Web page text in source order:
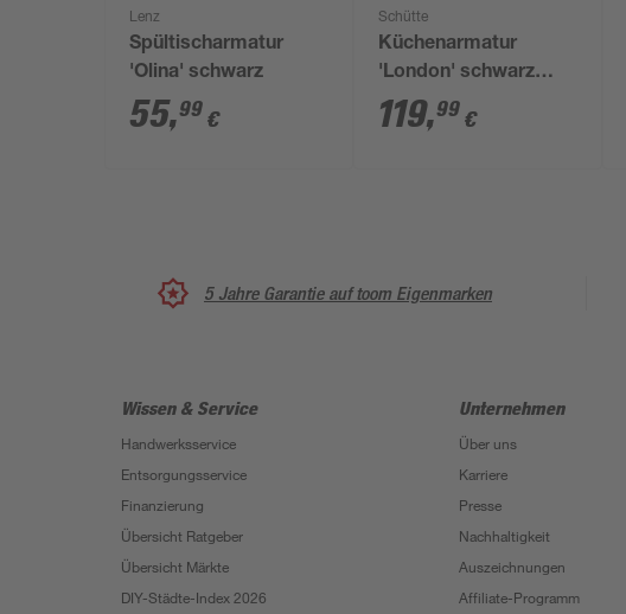
Lenz
Spültischarmatur
'Olina' schwarz
55,99 €
Schütte
Küchenarmatur
'London' schwarz
360° schwenkbar
119,99 €
5 Jahre Garantie auf toom Eigenmarken
Wissen & Service
Handwerksservice
Entsorgungsservice
Finanzierung
Übersicht Ratgeber
Übersicht Märkte
DIY-Städte-Index 2026
Unternehmen
Über uns
Karriere
Presse
Nachhaltigkeit
Auszeichnungen
Affiliate-Programm